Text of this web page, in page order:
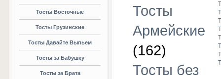
Тосты Восточные
Тосты Грузинские
Тосты Давайте Выпьем
Тосты за Бабушку
Тосты за Брата
Тосты
Армейские
(162)
Тосты без